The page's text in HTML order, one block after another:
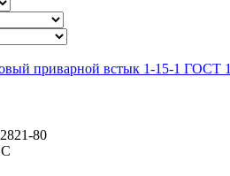
приварной встык 1-15-1 ГОСТ
80